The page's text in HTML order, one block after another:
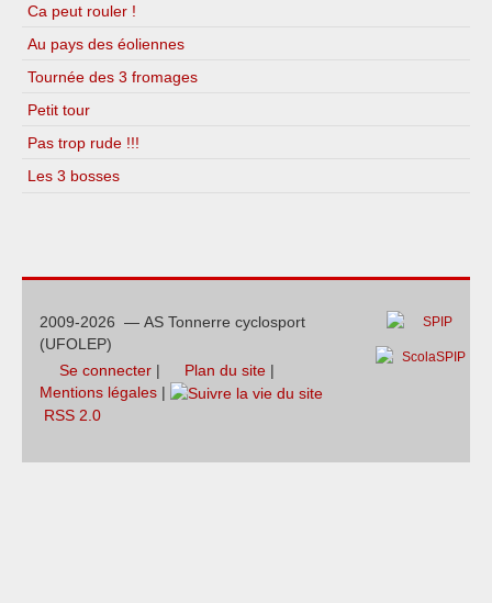
Ca peut rouler !
Au pays des éoliennes
Tournée des 3 fromages
Petit tour
Pas trop rude !!!
Les 3 bosses
2009-2026 — AS Tonnerre cyclosport
(UFOLEP)
Se connecter | Plan du site |
Mentions légales |
RSS 2.0